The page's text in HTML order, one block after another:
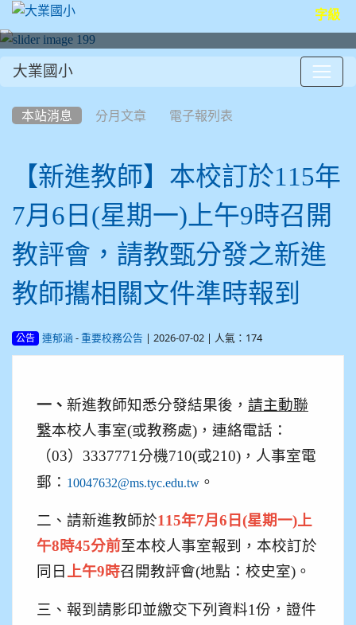
字級
大業國小
本站消息 分月文章 電子報列表
【新進教師】本校訂於115年
7月6日(星期一)上午9時召開
教評會，請教甄分發之新進
教師攜相關文件準時報到
公告 連郁涵 - 重要校務公告 | 2026-07-02 | 人氣：174
一、 新進教師知悉分發結果後， 請主動聯
繫本校人事室(或教務處)，連絡電話：
（03）3337771分機710(或210)，人事室電
郵 ： 10047632@ms.tyc.edu.tw 。
二、請新進教師於115年7月6日(星期一)上
午8時45分前至本校人事室報到，本校訂於
同日 上午9時召開教評會(地點：校史室)。
三、報到請影印並繳交下列資料1份，證件